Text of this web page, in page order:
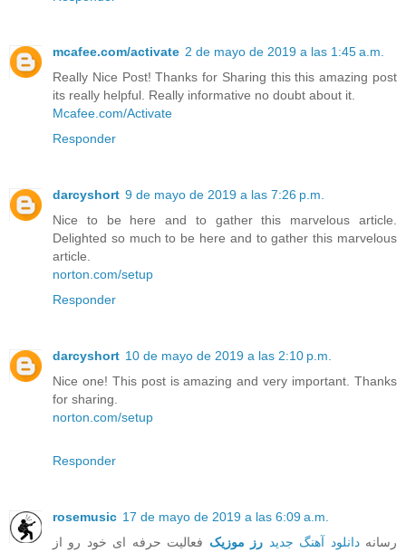
mcafee.com/activate 2 de mayo de 2019 a las 1:45 a.m.
Really Nice Post! Thanks for Sharing this this amazing post
its really helpful. Really informative no doubt about it.
Mcafee.com/Activate
Responder
darcyshort 9 de mayo de 2019 a las 7:26 p.m.
Nice to be here and to gather this marvelous article.
Delighted so much to be here and to gather this marvelous
article.
norton.com/setup
Responder
darcyshort 10 de mayo de 2019 a las 2:10 p.m.
Nice one! This post is amazing and very important. Thanks
for sharing.
norton.com/setup
Responder
rosemusic 17 de mayo de 2019 a las 6:09 a.m.
رسانهدانلود آهنگ جدید رز موزیک فعالیت حرفه ای خود رو از